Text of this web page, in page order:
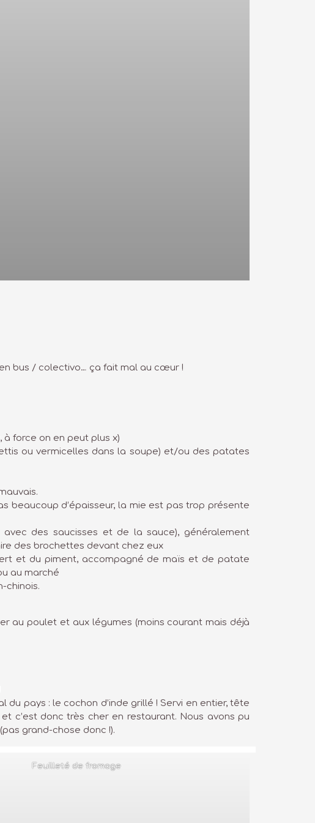
bus / colectivo… ça fait mal au cœur !
force on en peut plus x)
ou vermicelles dans la soupe) et/ou des patates
beaucoup d’épaisseur, la mie est pas trop présente
des saucisses et de la sauce), généralement
des brochettes devant chez eux
et du piment, accompagné de maïs et de patate
au marché
chinois.
au poulet et aux légumes (moins courant mais déjà
du pays : le cochon d’inde grillé ! Servi en entier, tête
c’est donc très cher en restaurant. Nous avons pu
grand-chose donc !).
Feuilleté de fromage